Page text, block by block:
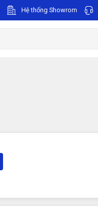
Hệ thống Showrom